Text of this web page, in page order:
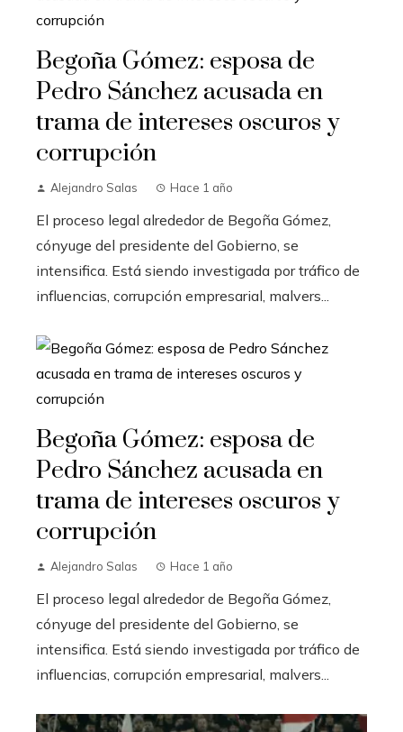
Begoña Gómez: esposa de
Pedro Sánchez acusada en
trama de intereses oscuros y
corrupción
Alejandro Salas Hace 1 año
El proceso legal alrededor de Begoña Gómez,
cónyuge del presidente del Gobierno, se
intensifica. Está siendo investigada por tráfico de
influencias, corrupción empresarial, malvers...
Begoña Gómez: esposa de
Pedro Sánchez acusada en
trama de intereses oscuros y
corrupción
Alejandro Salas Hace 1 año
El proceso legal alrededor de Begoña Gómez,
cónyuge del presidente del Gobierno, se
intensifica. Está siendo investigada por tráfico de
influencias, corrupción empresarial, malvers...